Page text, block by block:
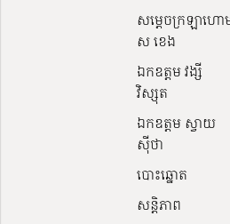
សម្ដេចក្រឡាហោ
ស ខេង
ឯកឧត្តម វង្សី
វិស្សុត
ឯកឧត្តម ស្វាយ
ស៊ីថា
បោះឆ្នោត
សន្តិភាព